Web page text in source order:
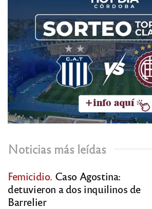
Noticias más leídas
Femicidio. Caso Agostina:
detuvieron a dos inquilinos de
Barrelier